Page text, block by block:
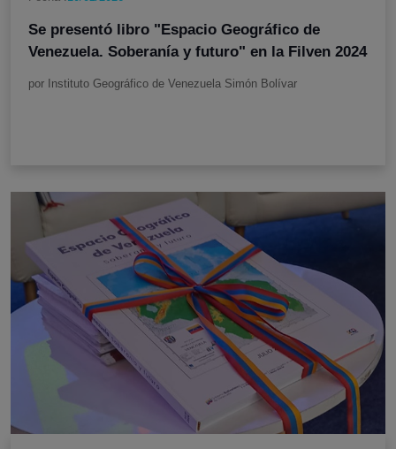
Se presentó libro "Espacio Geográfico de
Venezuela. Soberanía y futuro" en la Filven 2024
por Instituto Geográfico de Venezuela Simón Bolívar